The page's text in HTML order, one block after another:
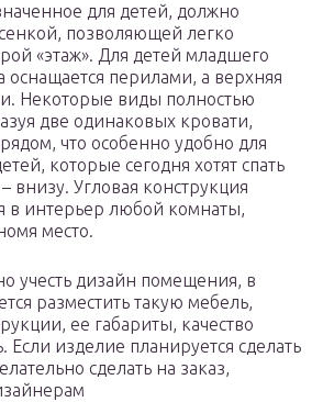
для детей, должно
позволяющей легко
«этаж». Для детей младшего
оснащается перилами, а верхняя
Некоторые виды полностью
две одинаковых кровати,
что особенно удобно для
которые сегодня хотят спать
внизу. Угловая конструкция
в интерьер любой комнаты,
место.
учесть дизайн помещения, в
разместить такую мебель,
ее габариты, качество
Если изделие планируется сделать
сделать на заказ,